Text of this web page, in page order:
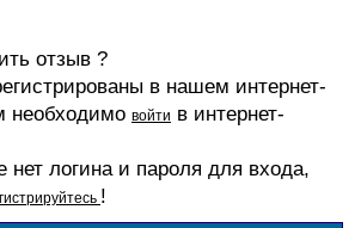
отзыв ?
в нашем интернет-
необходимо войти в интернет-
логина и пароля для входа,
!